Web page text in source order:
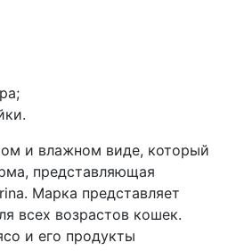
и влажном виде, который
представляющая
Марка представляет
всех возрастов кошек.
и его продукты